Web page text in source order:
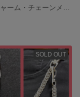
SOLD OUT